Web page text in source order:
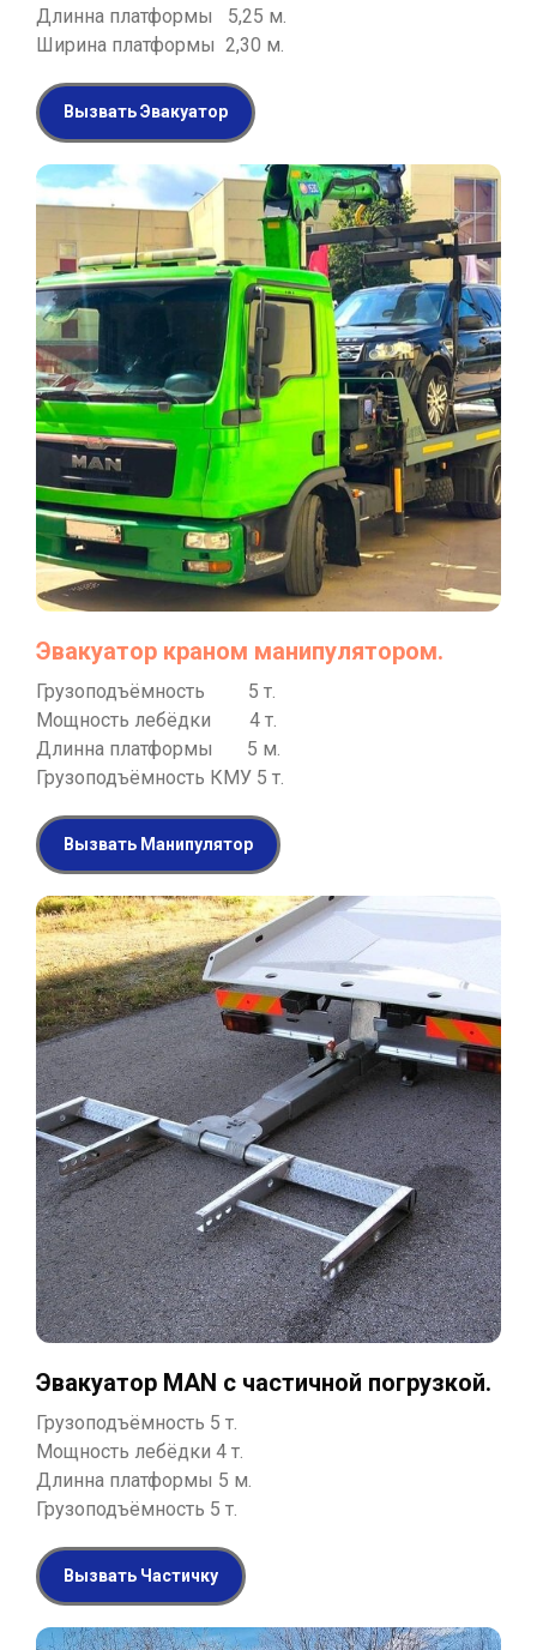
Длинна платформы 5,25 м.
Ширина платформы 2,30 м.
Вызвать Эвакуатор
Эвакуатор краном манипулятором.
Грузоподъёмность 5 т.
Мощность лебёдки 4 т.
Длинна платформы 5 м.
Грузоподъёмность КМУ 5 т.
Вызвать Манипулятор
Эвакуатор MAN с частичной погрузкой.
Грузоподъёмность 5 т.
Мощность лебёдки 4 т.
Длинна платформы 5 м.
Грузоподъёмность 5 т.
Вызвать Частичку